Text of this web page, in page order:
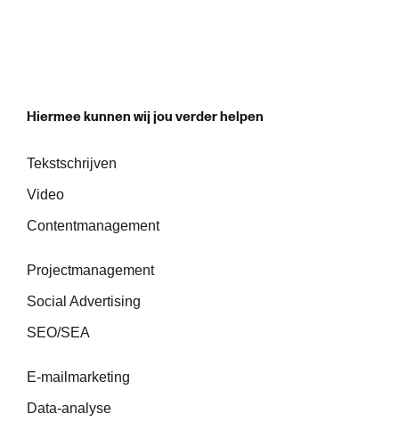
Hiermee kunnen wij jou verder he pen
Tekstschrijven
Video
Contentmanagement
Projectmanagement
Social Advertising
SEO/SEA
E-mailmarketing
Data-analyse